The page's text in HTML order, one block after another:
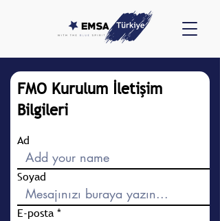
FMO Kurulum İletişim
Bilgileri
Ad
Soyad
E-posta